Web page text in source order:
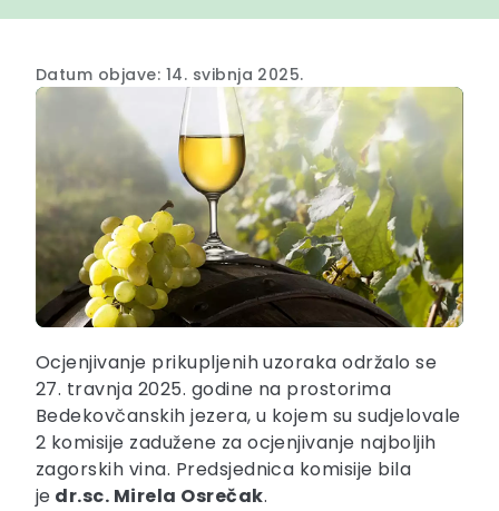
Datum objave: 14. svibnja 2025.
Ocjenjivanje prikupljenih uzoraka održalo se
27. travnja 2025. godine na prostorima
Bedekovčanskih jezera, u kojem su sudjelovale
2 komisije zadužene za ocjenjivanje najboljih
zagorskih vina. Predsjednica komisije bila
je dr.sc. Mirela Osrečak.